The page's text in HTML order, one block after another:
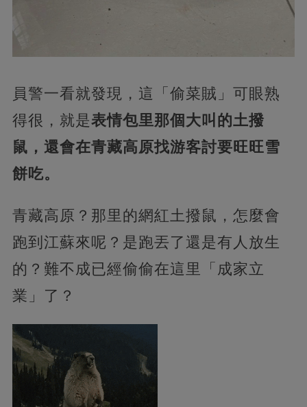
員警一看就發現，這「偷菜賊」可眼熟
得很，就是表情包里那個大叫的土撥
鼠，還會在青藏高原找游客討要旺旺雪
餅吃。
青藏高原？那里的網紅土撥鼠，怎麼會
跑到江蘇來呢？是跑丟了還是有人放生
的？難不成已經偷偷在這里「成家立
業」了？